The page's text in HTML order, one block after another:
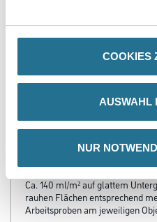
COOKIES
AUSWAHL
NUR
Verarbeitungstemp./Luftfeuchte
Untergrund und Umluft.
Verarbeitungszeit
Bei 20°C und 65% rel.
Bei niedriger
Verbrauch
Ca. 140 ml/m² auf glattem
rauhen Flächen entsprechend
Arbeitsproben am jeweiligen